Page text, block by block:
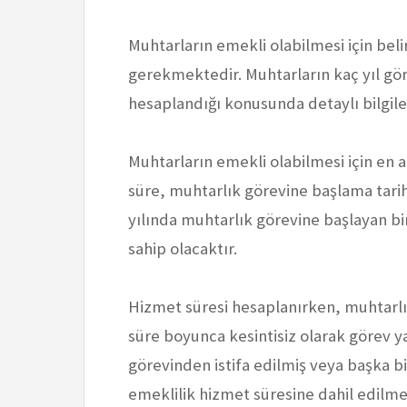
Muhtarların emekli olabilmesi için
gerekmektedir. Muhtarların kaç yıl
hesaplandığı konusunda detaylı
Muhtarların emekli olabilmesi için en
süre, muhtarlık görevine başlama
yılında muhtarlık görevine başlayan
sahip olacaktır.
Hizmet süresi hesaplanırken,
süre boyunca kesintisiz olarak görev
görevinden istifa edilmiş veya başka
emeklilik hizmet süresine dahil